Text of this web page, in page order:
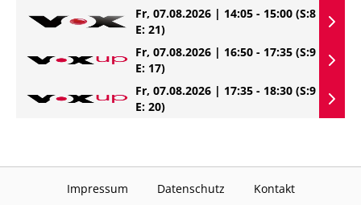
Fr, 07.08.2026 | 14:05 - 15:00 (S:8
E: 21)
Fr, 07.08.2026 | 16:50 - 17:35 (S:9
E: 17)
Fr, 07.08.2026 | 17:35 - 18:30 (S:9
E: 20)
Impressum Datenschutz Kontakt